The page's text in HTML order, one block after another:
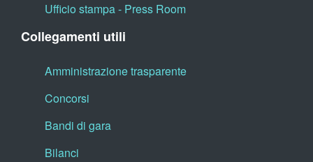
Ufficio stampa - Press Room
Collegamenti utili
Amministrazione trasparente
Concorsi
Bandi di gara
Bilanci